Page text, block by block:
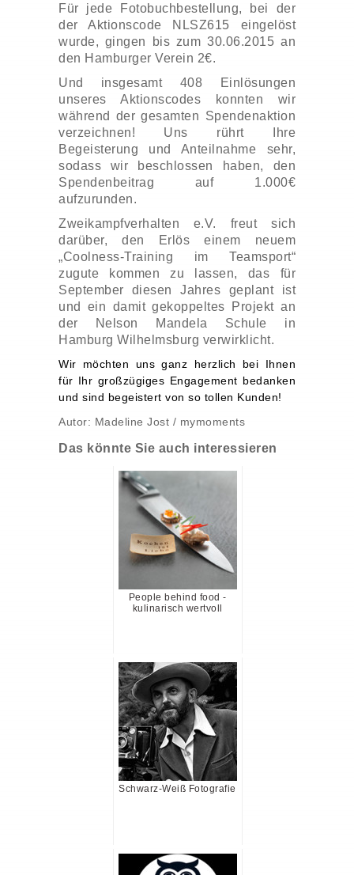
Für jede Fotobuchbestellung, bei der
der Aktionscode NLSZ615 eingelöst
wurde, gingen bis zum 30.06.2015 an
den Hamburger Verein 2€.
Und insgesamt 408 Einlösungen
unseres Aktionscodes konnten wir
während der gesamten Spendenaktion
verzeichnen! Uns rührt Ihre
Begeisterung und Anteilnahme sehr,
sodass wir beschlossen haben, den
Spendenbeitrag auf 1.000€
aufzurunden.
Zweikampfverhalten e.V. freut sich
darüber, den Erlös einem neuem
„Coolness-Training im Teamsport“
zugute kommen zu lassen, das für
September diesen Jahres geplant ist
und ein damit gekoppeltes Projekt an
der Nelson Mandela Schule in
Hamburg Wilhelmsburg verwirklicht.
Wir möchten uns ganz herzlich bei Ihnen
für Ihr großzügiges Engagement bedanken
und sind begeistert von so tollen Kunden!
Autor: Madeline Jost / mymoments
Das könnte Sie auch interessieren
People behind food -
kulinarisch wertvoll
Schwarz-Weiß Fotografie